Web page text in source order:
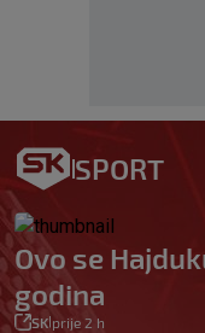
SPORT
Ovo se
godina
SK prije 2 h